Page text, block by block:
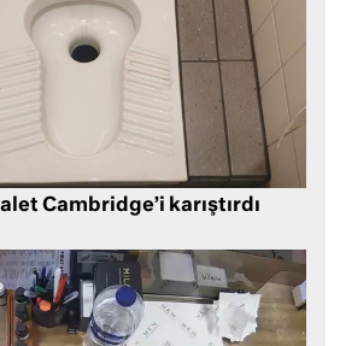
Cambridge’i karıştırdı